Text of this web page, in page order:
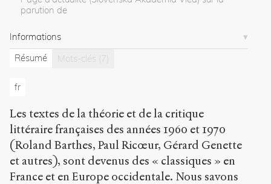
en
Slovaquie
Sens
public.
:
/
/
s
e
n
parution de
Informations
Résumé
Mots-clés (7)
fr
Les textes de la théorie et de la critique
littéraire françaises des années 1960 et 1970
(Roland Barthes, Paul Ricœur, Gérard Genette
et autres), sont devenus des « classiques » en
France et en Europe occidentale. Nous savons